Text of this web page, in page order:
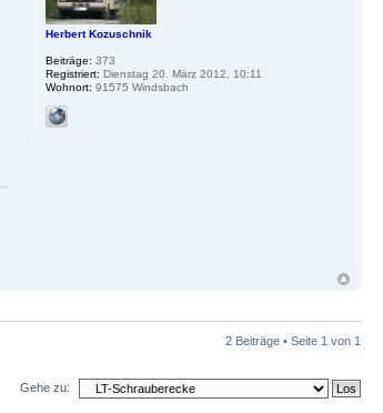
Herbert Kozuschnik
Beiträge: 373
Registriert: Dienstag 20. März 2012, 10:11
Wohnort: 91575 Windsbach
2 Beiträge • Seite 1 von 1
Gehe zu: